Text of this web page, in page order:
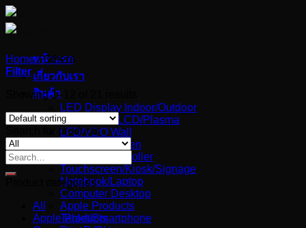
Skip
to
content
หน้าแรก
เกี่ยวกับเรา
สินค้า
LED Display Indoor/Outdoor
OLED/LED/LCD/Plasma
LFD/VDO Wall
Projector/Screen
Switcher/Controller
Touchscreen/Kiosk/Signage
Notebook/Laptop
Computer Desktop
Apple Products
Tablet/Smartphone
Home /Others
Filter
Showing 1–12 of 21 results
Search for products
Search
for:
Product categories
All
Apple Products